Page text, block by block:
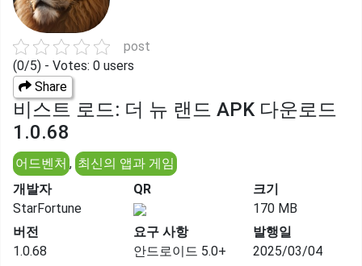
post
(0/5) - Votes: 0 users
Share
비스트 로드: 더 뉴 랜드 APK 다운로드
1.0.68
어드벤처 , 최신의 앱과 게임
개발자
StarFortune
QR
크기
170 MB
버전
1.0.68
요구 사항
안드로이드 5.0+
발행일
2025/03/04